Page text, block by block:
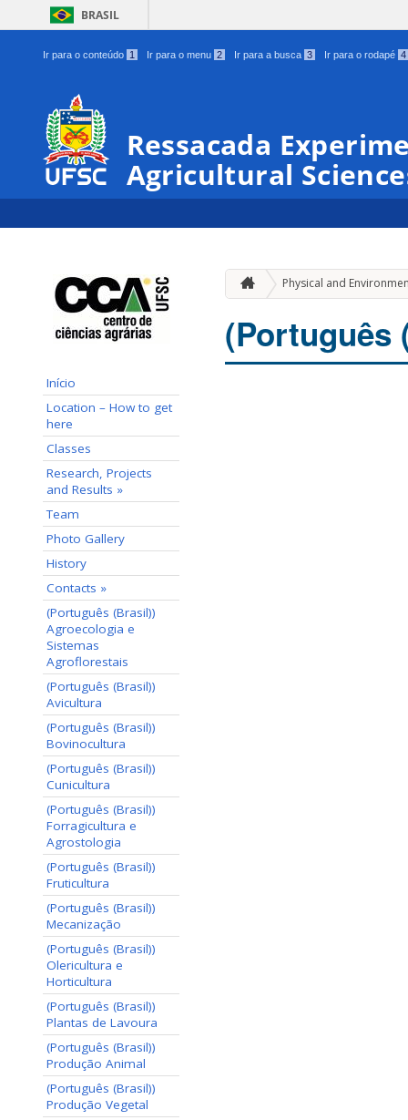
BRASIL
Ir para o conteúdo 1 Ir para o menu 2 Ir para a busca 3 Ir para o rodapé 4
Ressacada
Agricultural
Início
Location – How to get
here
Classes
Research, Projects
and Results »
Team
Photo Gallery
History
Contacts »
(Português (Brasil))
Agroecologia e
Sistemas
Agroflorestais
(Português (Brasil))
Avicultura
(Português (Brasil))
Bovinocultura
(Português (Brasil))
Cunicultura
(Português (Brasil))
Forragicultura e
Agrostologia
(Português (Brasil))
Fruticultura
(Português (Brasil))
Mecanização
(Português (Brasil))
Olericultura e
Horticultura
(Português (Brasil))
Plantas de Lavoura
(Português (Brasil))
Produção Animal
(Português (Brasil))
Produção Vegetal
Physical and
(Português